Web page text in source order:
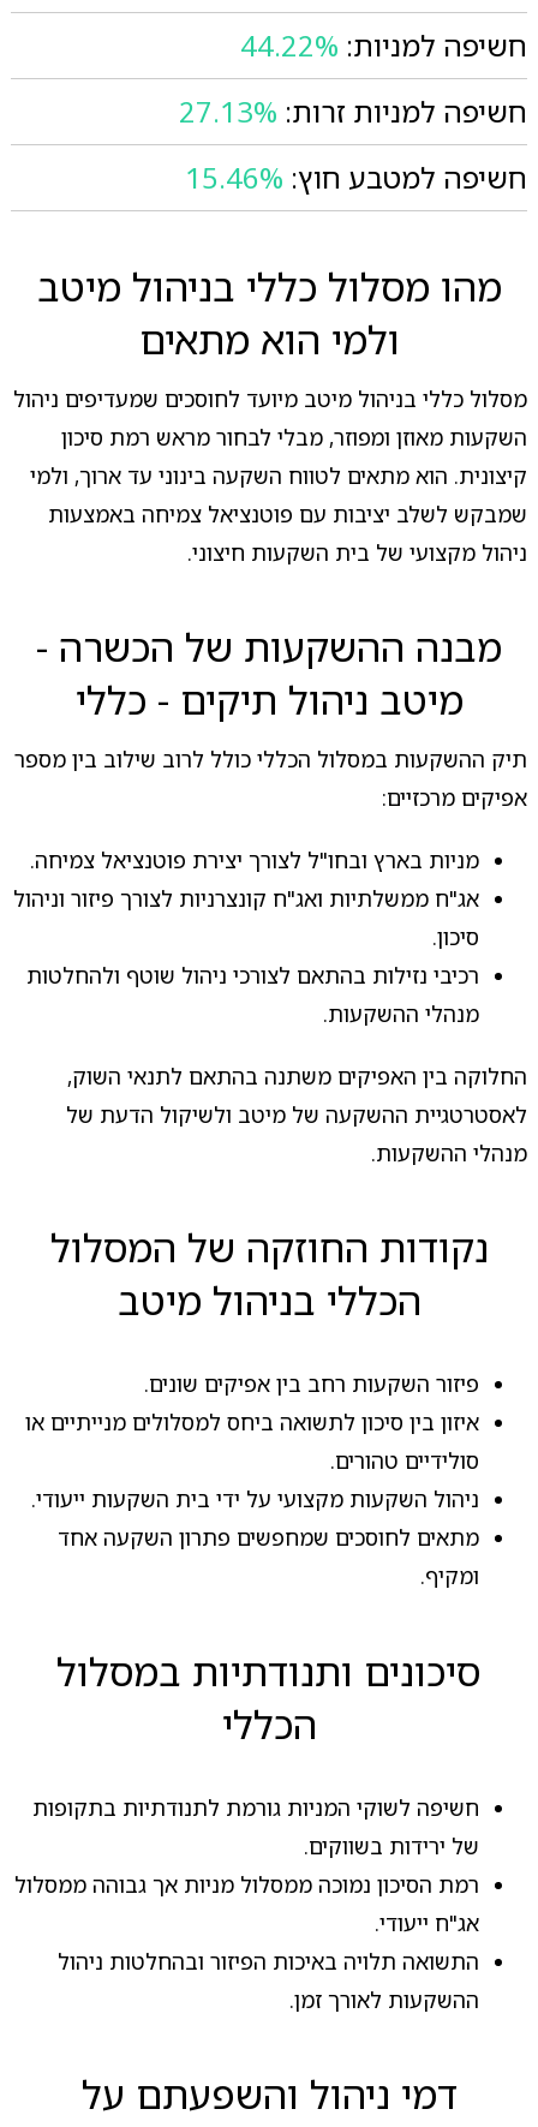
חשיפה למניות: 44.22%
חשיפה למניות זרות: 27.13%
חשיפה למטבע חוץ: 15.46%
מהו מסלול כללי בניהול מיטב
ולמי הוא מתאים
מסלול כללי בניהול מיטב מיועד לחוסכים שמעדיפים ניהול
השקעות מאוזן ומפוזר, מבלי לבחור מראש רמת סיכון
קיצונית. הוא מתאים לטווח השקעה בינוני עד ארוך, ולמי
שמבקש לשלב יציבות עם פוטנציאל צמיחה באמצעות
ניהול מקצועי של בית השקעות חיצוני.
מבנה ההשקעות של הכשרה -
מיטב ניהול תיקים - כללי
תיק ההשקעות במסלול הכללי כולל לרוב שילוב בין מספר
אפיקים מרכזיים:
מניות בארץ ובחו"ל לצורך יצירת פוטנציאל צמיחה.
אג"ח ממשלתיות ואג"ח קונצרניות לצורך פיזור וניהול
סיכון.
רכיבי נזילות בהתאם לצורכי ניהול שוטף ולהחלטות
מנהלי ההשקעות.
החלוקה בין האפיקים משתנה בהתאם לתנאי השוק,
לאסטרטגיית ההשקעה של מיטב ולשיקול הדעת של
מנהלי ההשקעות.
נקודות החוזקה של המסלול
הכללי בניהול מיטב
פיזור השקעות רחב בין אפיקים שונים.
איזון בין סיכון לתשואה ביחס למסלולים מנייתיים או
סולידיים טהורים.
ניהול השקעות מקצועי על ידי בית השקעות ייעודי.
מתאים לחוסכים שמחפשים פתרון השקעה אחד
ומקיף.
סיכונים ותנודתיות במסלול
הכללי
חשיפה לשוקי המניות גורמת לתנודתיות בתקופות
של ירידות בשווקים.
רמת הסיכון נמוכה ממסלול מניות אך גבוהה ממסלול
אג"ח ייעודי.
התשואה תלויה באיכות הפיזור ובהחלטות ניהול
ההשקעות לאורך זמן.
דמי ניהול והשפעתם על